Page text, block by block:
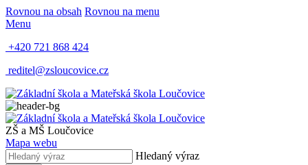
Rovnou na obsah Rovnou na menu
Menu
+420 721 868 424
reditel@zsloucovice.cz
ZŠ a MŠ Loučovice
Mapa webu
Hledaný výraz